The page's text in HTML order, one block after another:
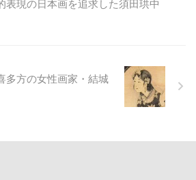
表現の日本画を追求した須田珙中
多方の女性画家・結城